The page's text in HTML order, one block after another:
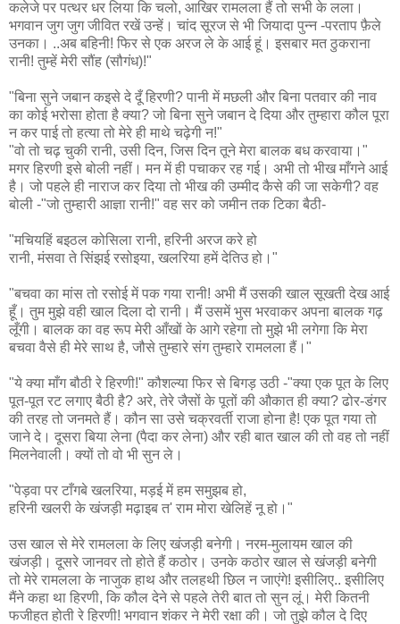
कलेजे पर पत्थर धर लिया कि चलो, आखिर रामलला हैं तो सभी के लला।
भगवान जुग जुग जीवित रखें उन्हें। चांद सूरज से भी जियादा पुन्न -परताप फ़ैले
उनका। ..अब बहिनी! फिर से एक अरज ले के आई हूं। इसबार मत ठुकराना
रानी! तुम्हें मेरी सौंह (सौगंध)!"
"बिना सुने जबान कइसे दे दूँ हिरणी? पानी में मछली और बिना पतवार की नाव
का कोई भरोसा होता है क्या? जो बिना सुने जबान दे दिया और तुम्हारा कौल पूरा
न कर पाई तो हत्या तो मेरे ही माथे चढ़ेगी न!"
"वो तो चढ़ चुकी रानी, उसी दिन, जिस दिन तूने मेरा बालक बध करवाया।"
मगर हिरणी इसे बोली नहीं। मन में ही पचाकर रह गई। अभी तो भीख माँगने आई
है। जो पहले ही नाराज कर दिया तो भीख की उम्मीद कैसे की जा सकेगी? वह
बोली -"जो तुम्हारी आज्ञा रानी!" वह सर को जमीन तक टिका बैठी-
"मचियहिं बइठल कोसिला रानी, हरिनी अरज करे हो
रानी, मंसवा ते सिंझई रसोइया, खलरिया हमें देतिउ हो।"
"बचवा का मांस तो रसोई में पक गया रानी! अभी मैं उसकी खाल सूखती देख आई
हूँ। तुम मुझे वही खाल दिला दो रानी। मैं उसमें भुस भरवाकर अपना बालक गढ़
लूँगी। बालक का वह रूप मेरी आँखों के आगे रहेगा तो मुझे भी लगेगा कि मेरा
बचवा वैसे ही मेरे साथ है, जौसे तुम्हारे संग तुम्हारे रामलला हैं।"
"ये क्या माँग बौठी रे हिरणी!" कौशल्या फिर से बिगड़ उठी -"क्या एक पूत के लिए
पूत-पूत रट लगाए बैठी है? अरे, तेरे जैसों के पूतों की औकात ही क्या? ढोर-डंगर
की तरह तो जनमते हैं। कौन सा उसे चक्रवर्ती राजा होना है! एक पूत गया तो
जाने दे। दूसरा बिया लेना (पैदा कर लेना) और रही बात खाल की तो वह तो नहीं
मिलनेवाली। क्यों तो वो भी सुन ले।
"पेड़वा पर टाँगबे खलरिया, मड़ई में हम समुझब हो,
हरिनी खलरी के खंजड़ी मढ़ाइब त' राम मोरा खेलिहें नू हो।"
उस खाल से मेरे रामलला के लिए खंजड़ी बनेगी। नरम-मुलायम खाल की
खंजड़ी। दूसरे जानवर तो होते हैं कठोर। उनके कठोर खाल से खंजड़ी बनेगी
तो मेरे रामलला के नाजुक हाथ और तलहथी छिल न जाएंगे! इसीलिए.. इसीलिए
मैंने कहा था हिरणी, कि कौल देने से पहले तेरी बात तो सुन लूं। मेरी कितनी
फजीहत होती रे हिरणी! भगवान शंकर ने मेरी रक्षा की। जो तुझे कौल दे दिए